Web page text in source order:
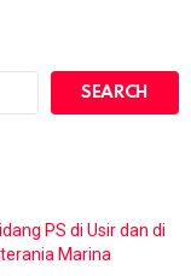
SEARCH
PS di Usir dan di
Marina